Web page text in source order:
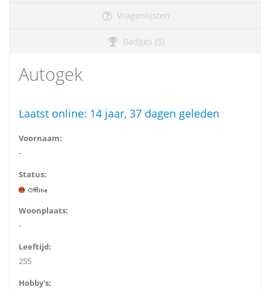
Vragenlijsten
Badges (5)
Autogek
Laatst online: 14 jaar, 37 dagen geleden
Voornaam:
-
Status:
Woonplaats:
-
Leeftijd:
255
Hobby's: